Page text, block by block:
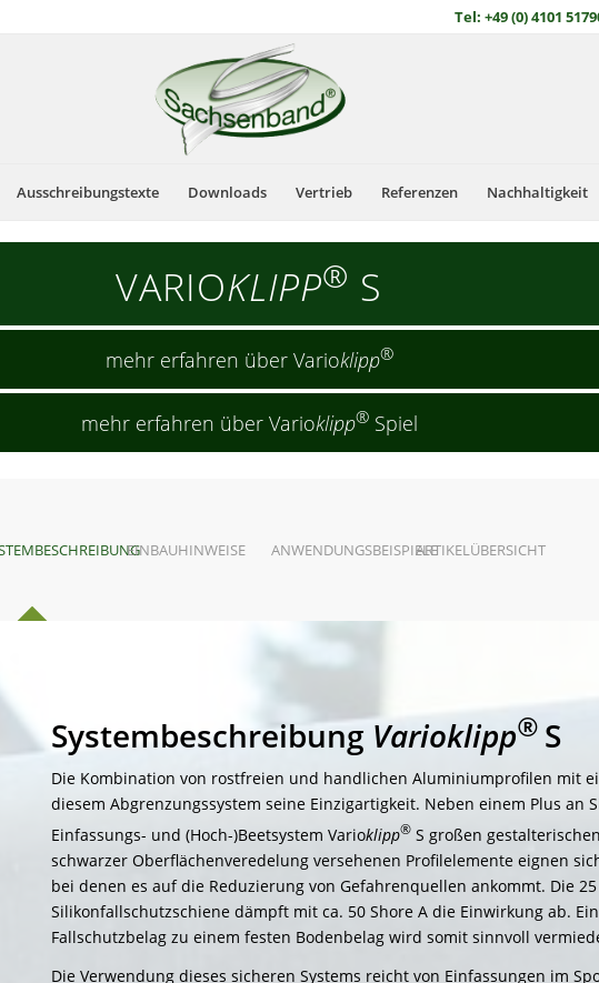
Tel: +49 (0) 4101
Ausschreibungstexte Downloads Vertrieb Referenzen Nachhaltigkeit
VARIOKLIPP® S
mehr erfahren über Varioklipp®
mehr erfahren über Varioklipp®Spiel
EINBAUHINWEISE ANWENDUNGSBEISPIELEARTIKELÜBERSICHT
Systembeschreibung Varioklipp® S
Die Kombination von rostfreien und handlichen Aluminiumprofilen mit
diesem Abgrenzungssystem seine Einzigartigkeit. Neben einem Plus an
Einfassungs- und (Hoch-)Beetsystem Varioklipp®S großen
schwarzer Oberflächenveredelung versehenen Profilelemente eignen
bei denen es auf die Reduzierung von Gefahrenquellen ankommt. Die
Silikonfallschutzschiene dämpft mit ca. 50 Shore A die Einwirkung ab.
Fallschutzbelag zu einem festen Bodenbelag wird somit sinnvoll
Die Verwendung dieses sicheren Systems reicht von Einfassungen im